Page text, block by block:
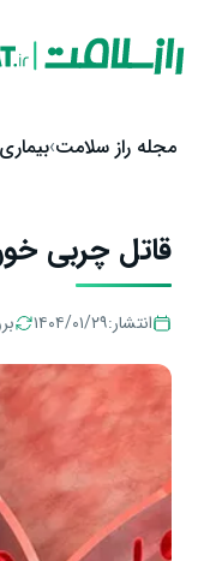
مجله راز سلامت بیماری
قاتل چربی
انتشار:۱۴۰۴/۰۱/۲۹